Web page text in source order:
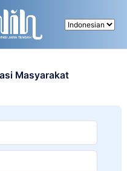
Masyarakat